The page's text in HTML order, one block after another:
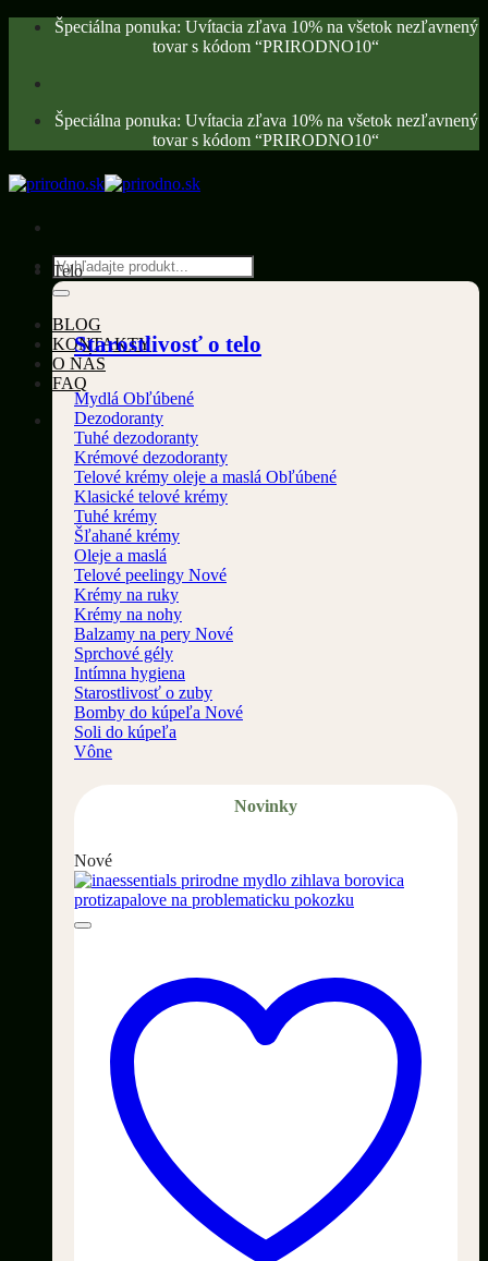
Skip
Špeciálna ponuka: Uvítacia zľava 10% na všetok nezľavnený
tovar s kódom “PRIRODNO10“
Špeciálna ponuka: Uvítacia zľava 10% na všetok nezľavnený
tovar s kódom “PRIRODNO10“
Hľadať:
BLOG
KONTAKTY
O NÁS
FAQ
Telo
Starostlivosť o telo
Mydlá
Dezodoranty
Tuhé dezodoranty
Krémové dezodoranty
Telové krémy oleje a maslá
Klasické telové krémy
Tuhé krémy
Šľahané krémy
Oleje a maslá
Telové peelingy
Krémy na ruky
Krémy na nohy
Balzamy na pery
Sprchové gély
Intímna hygiena
Starostlivosť o zuby
Bomby do kúpeľa
Soli do kúpeľa
Vône
Novinky
Nové